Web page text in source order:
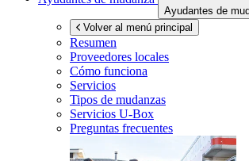
Ayudantes de
Volver al menú principal
Resumen
Proveedores locales
Cómo funciona
Servicios
Tipos de mudanzas
Servicios U-Box
Preguntas frecuentes